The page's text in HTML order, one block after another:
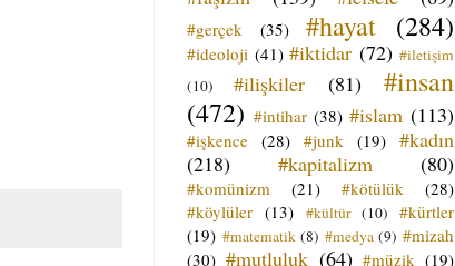
#gerçek (35) #hayat (284)
#ideoloji (41) #iktidar (72) #iletişim
(10)
#ilişkiler (81)
#insan
(472) #intihar (38) #islam (113)
#işkence (28) #junk (19) #kadın
(218)
#kapitalizm (80)
#komünizm (21) #kötülük
(28)
#köylüler (13) #kültür (10)
#kürtler
(19) #matematik (8) #medya (9) #mizah
(30) #mutluluk (64) #müzik (19)